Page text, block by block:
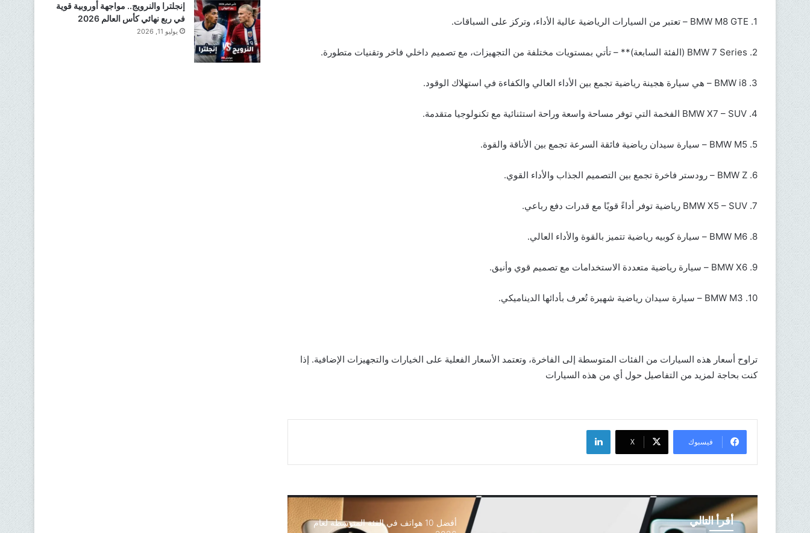
1. BMW M8 GTE – تعتبر من السيارات الرياضية عالية الأداء، وتركز على السباقات.
2. BMW 7 Series (الفئة السابعة)** – تأتي بمستويات مختلفة من التجهيزات، مع تصميم داخلي فاخر وتقنيات متطورة.
3. BMW i8 – هي سيارة هجينة رياضية تجمع بين الأداء العالي والكفاءة في استهلاك الوقود.
4. BMW X7 – SUV الفخمة التي توفر مساحة واسعة وراحة استثنائية مع تكنولوجيا متقدمة.
5. BMW M5 – سيارة سيدان رياضية فائقة السرعة تجمع بين الأناقة والقوة.
6. BMW Z – رودستر فاخرة تجمع بين التصميم الجذاب والأداء القوي.
7. BMW X5 – SUV رياضية توفر أداءً قويًا مع قدرات دفع رباعي.
8. BMW M6 – سيارة كوبيه رياضية تتميز بالقوة والأداء العالي.
9. BMW X6 – سيارة رياضية متعددة الاستخدامات مع تصميم قوي وأنيق.
10. BMW M3 – سيارة سيدان رياضية شهيرة تُعرف بأدائها الديناميكي.
تراوح أسعار هذه السيارات من الفئات المتوسطة إلى الفاخرة، وتعتمد الأسعار الفعلية على الخيارات والتجهيزات الإضافية. إذا
كنت بحاجة لمزيد من التفاصيل حول أي من هذه السيارات
فيسبوك X
أقرأ التالي
أفضل 10 هواتف في الفئة المتوسطة لعام
إنجلترا والنرويج.. مواجهة أوروبية قوية
في ربع نهائي كأس العالم 2026
يوليو 11, 2026